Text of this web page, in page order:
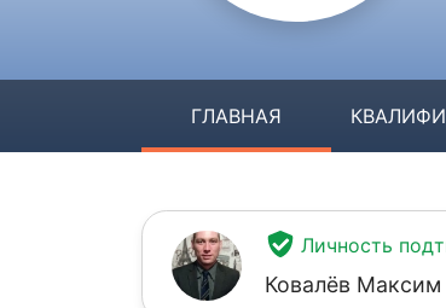
ГЛАВНАЯ
Личность
Ковалёв Максим